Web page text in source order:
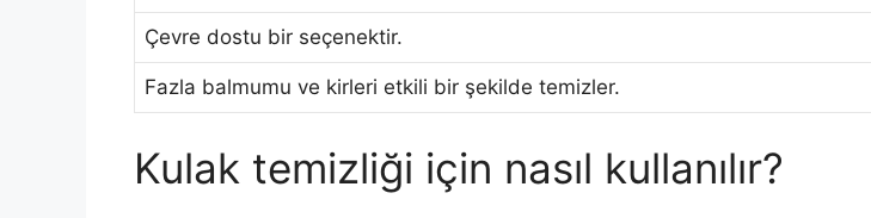
Çevre dostu bir seçenektir.
Fazla balmumu ve kirleri etkili bir şekilde temizler.
Kulak temizliği için nasıl kullanılır?